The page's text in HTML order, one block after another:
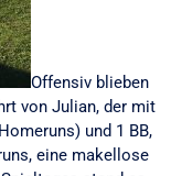
Offensiv blieben
von Julian, der mit
und 1 BB,
eine makellose